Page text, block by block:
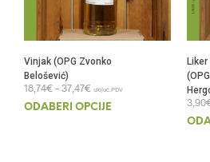
Vinjak (OPG Zvonko
Belošević)
18,74€–37,47€ Raspon
od
uključ.PDV
ODABERI OPCIJE
Ovaj3,90